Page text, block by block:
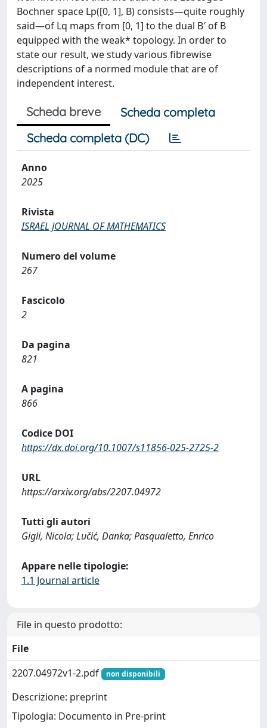
Bochner space Lp([0, 1], B) consists—quite roughly
said—of Lq maps from [0, 1] to the dual B′ of B
equipped with the weak* topology. In order to
state our result, we study various fibrewise
descriptions of a normed module that are of
independent interest.
Scheda breve
Scheda completa
Scheda completa (DC)
Anno
2025
Rivista
ISRAEL JOURNAL OF MATHEMATICS
Numero del volume
267
Fascicolo
2
Da pagina
821
A pagina
866
Codice DOI
https://dx.doi.org/10.1007/s11856-025-2725-2
URL
https://arxiv.org/abs/2207.04972
Tutti gli autori
Gigli, Nicola; Lučić, Danka; Pasqualetto, Enrico
Appare nelle tipologie:
1.1 Journal article
File in questo prodotto:
File
2207.04972v1-2.pdf
non disponibili
Descrizione: preprint
Tipologia: Documento in Pre-print